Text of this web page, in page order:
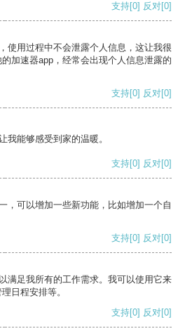
支持[0] 反对[0]
使用过程中不会泄露个人信息，这让我很
加速器app，经常会出现个人信息泄露的
支持[0] 反对[0]
我能够感受到家的温暖。
支持[0] 反对[0]
，可以增加一些新功能，比如增加一个自
支持[0] 反对[0]
满足我所有的工作需求。我可以使用它来
日程安排等。
支持[0] 反对[0]